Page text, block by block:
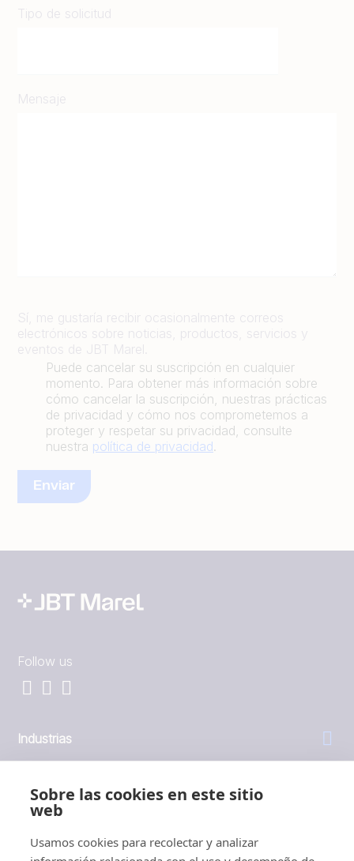
Sobre las cookies en este sitio
web
Usamos cookies para recolectar y analizar
Tipo de solicitud
Mensaje
Sí, me gustaría recibir ocasionalmente correos
electrónicos sobre noticias, productos, servicios y
eventos de JBT Marel.
Puede cancelar su suscripción en cualquier
momento. Para obtener más información sobre
cómo cancelar la suscripción, nuestras prácticas
de privacidad y cómo nos comprometemos a
proteger y respetar su privacidad, consulte
nuestra política de privacidad.
Follow us
Industrias